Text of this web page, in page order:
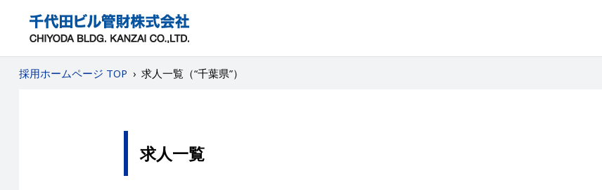
採用ホームページ TOP › 求人一覧（“千葉県”）
求人一覧